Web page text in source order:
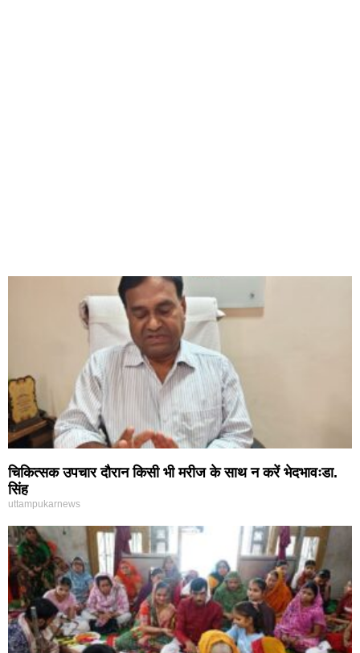
चिकित्सक उपचार दौरान किसी भी मरीज के साथ न करें भेदभावःडा.
सिंह
uttampukarnews